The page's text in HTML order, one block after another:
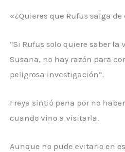
«¿Quieres que Rufus salga de
“Si Rufus solo quiere saber la
Susana, no hay razón para
peligrosa investigación”.
Freya sintió pena por no
cuando vino a visitarla.
Aunque no pude evitarlo en